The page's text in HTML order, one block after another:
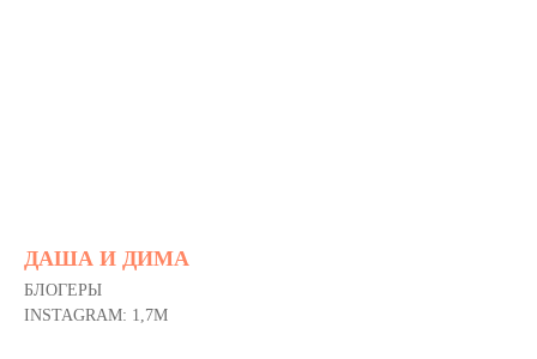
ДАША И ДИМА
БЛОГЕРЫ
INSTAGRAM: 1,7M